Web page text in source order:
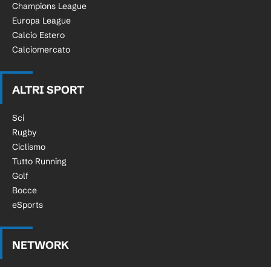
Champions League
Europa League
Calcio Estero
Calciomercato
ALTRI SPORT
Sci
Rugby
Ciclismo
Tutto Running
Golf
Bocce
eSports
NETWORK